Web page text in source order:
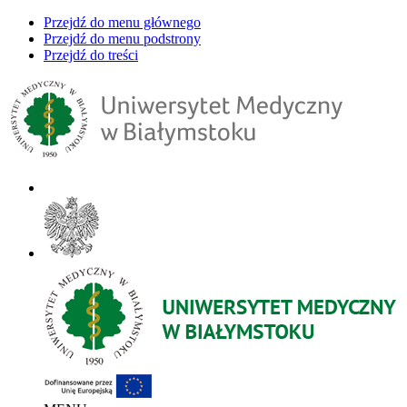
Przejdź do menu głównego
Przejdź do menu podstrony
Przejdź do treści